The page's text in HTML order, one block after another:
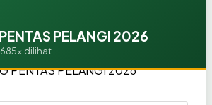
PELANGI 2026
85x dilihat